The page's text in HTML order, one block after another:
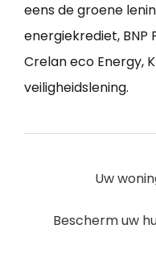
eens de groene
energiekrediet, BNP
Crelan eco Energy,
veiligheidslening.
Uw
Bescherm uw